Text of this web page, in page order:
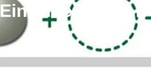
Einzelheiten Zu